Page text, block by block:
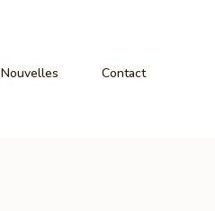
Nouvelles Contact